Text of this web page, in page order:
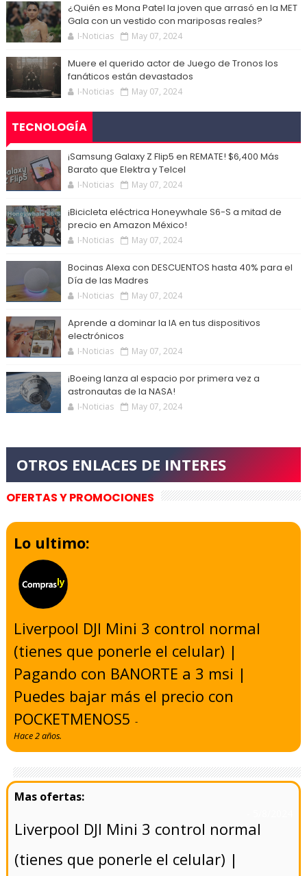
¿Quién es Mona Patel la joven que arrasó en la MET
Gala con un vestido con mariposas reales?
I-Noticias May 07, 2024
Muere el querido actor de Juego de Tronos los
fanáticos están devastados
I-Noticias May 07, 2024
TECNOLOGÍA
¡Samsung Galaxy Z Flip5 en REMATE! $6,400 Más
Barato que Elektra y Telcel
I-Noticias May 07, 2024
¡Bicicleta eléctrica Honeywhale S6-S a mitad de
precio en Amazon México!
I-Noticias May 07, 2024
Bocinas Alexa con DESCUENTOS hasta 40% para el
Día de las Madres
I-Noticias May 07, 2024
Aprende a dominar la IA en tus dispositivos
electrónicos
I-Noticias May 07, 2024
¡Boeing lanza al espacio por primera vez a
astronautas de la NASA!
I-Noticias May 07, 2024
OFERTAS Y PROMOCIONES
Lo ultimo:
Liverpool DJI Mini 3 control normal
(tienes que ponerle el celular) |
Pagando con BANORTE a 3 msi |
Puedes bajar más el precio con
POCKETMENOS5-
Hace 2 años.
Liverpool DJI Mini 3 control normal
(tienes que ponerle el celular) |